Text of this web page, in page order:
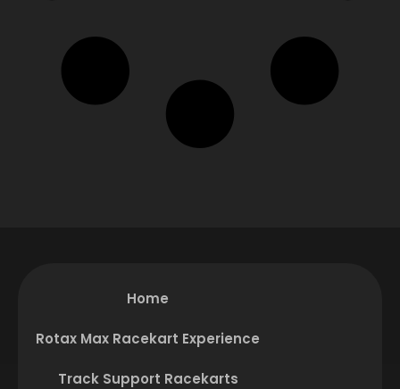
Home
Rotax Max Racekart Experience
Track Support Racekarts